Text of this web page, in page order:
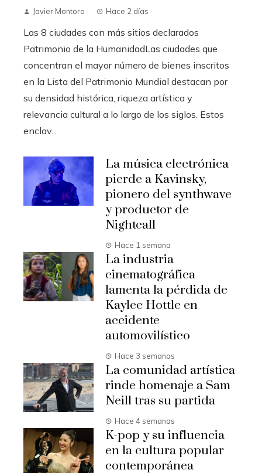
Javier Montoro Hace 2 días
Las 8 ciudades con más sitios declarados
Patrimonio de la HumanidadLas ciudades que
concentran el mayor número de bienes inscritos
en la Lista del Patrimonio Mundial destacan por
su densidad histórica, riqueza artística y
relevancia cultural a lo largo de los siglos. Estos
enclav...
La música electrónica
pierde a Kavinsky,
pionero del synthwave
y productor de
Nightcall
Hace 1 semana
La industria
cinematográfica
lamenta la pérdida de
Kaylee Hottle en
accidente
automovilístico
Hace 3 semanas
La comunidad artística
rinde homenaje a Sam
Neill tras su partida
Hace 4 semanas
K-pop y su influencia
en la cultura popular
contemporánea